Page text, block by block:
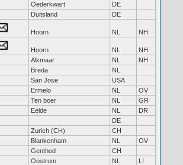
Oederkwart
DE
Duitsland DE
Hoorn NL NH
Hoorn NL
NH
Alkmaar NL
NH
Breda
NL
San Jose
USA
Ermelo NL
OV
Ten boer NL
GR
Eelde NL
DR
DE
Zurich (CH)
CH
Blankenham NL
OV
Genthod
CH
Oostrum NL
LI